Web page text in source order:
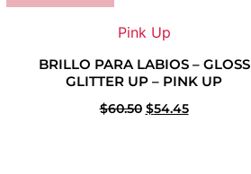
Pink Up
BRILLO PARA LABIOS – GLOSS
GLITTER UP – PINK UP
$60.50 $54.45